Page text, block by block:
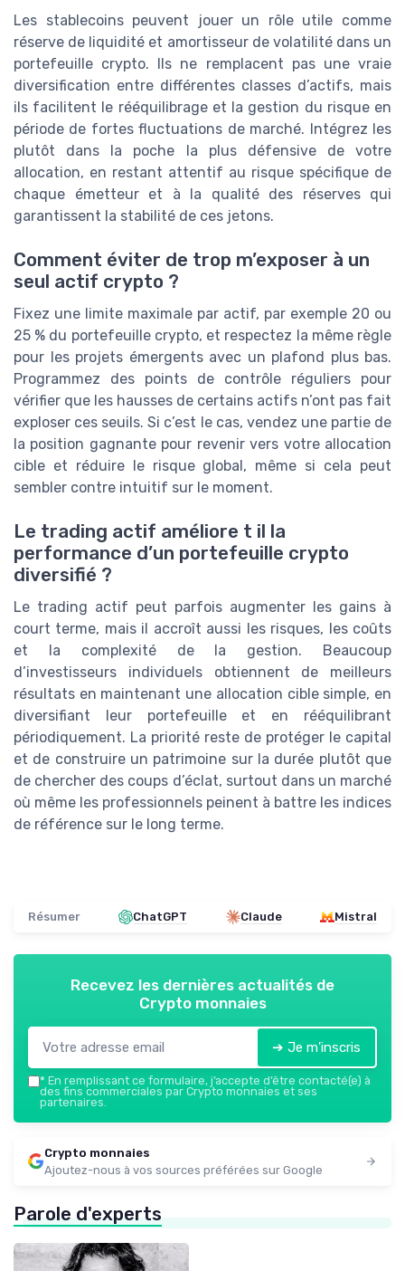
Les stablecoins peuvent jouer un rôle utile comme
réserve de liquidité et amortisseur de volatilité dans un
portefeuille crypto. Ils ne remplacent pas une vraie
diversification entre différentes classes d’actifs, mais
ils facilitent le rééquilibrage et la gestion du risque en
période de fortes fluctuations de marché. Intégrez les
plutôt dans la poche la plus défensive de votre
allocation, en restant attentif au risque spécifique de
chaque émetteur et à la qualité des réserves qui
garantissent la stabilité de ces jetons.
Comment éviter de trop m’exposer à un
seul actif crypto ?
Fixez une limite maximale par actif, par exemple 20 ou
25 % du portefeuille crypto, et respectez la même règle
pour les projets émergents avec un plafond plus bas.
Programmez des points de contrôle réguliers pour
vérifier que les hausses de certains actifs n’ont pas fait
exploser ces seuils. Si c’est le cas, vendez une partie de
la position gagnante pour revenir vers votre allocation
cible et réduire le risque global, même si cela peut
sembler contre intuitif sur le moment.
Le trading actif améliore t il la
performance d’un portefeuille crypto
diversifié ?
Le trading actif peut parfois augmenter les gains à
court terme, mais il accroît aussi les risques, les coûts
et la complexité de la gestion. Beaucoup
d’investisseurs individuels obtiennent de meilleurs
résultats en maintenant une allocation cible simple, en
diversifiant leur portefeuille et en rééquilibrant
périodiquement. La priorité reste de protéger le capital
et de construire un patrimoine sur la durée plutôt que
de chercher des coups d’éclat, surtout dans un marché
où même les professionnels peinent à battre les indices
de référence sur le long terme.
Résumer ChatGPT Claude Mistral
Recevez les dernières actualités de
Crypto monnaies
➔ Je m'inscris
* En remplissant ce formulaire, j’accepte d’être contacté(e) à
des fins commerciales par Crypto monnaies et ses
partenaires.
Crypto monnaies
Ajoutez-nous à vos sources préférées sur Google
Parole d'experts